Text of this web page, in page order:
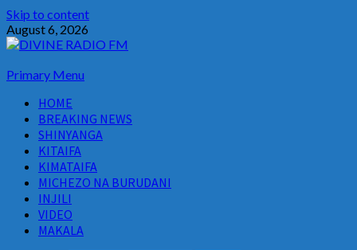
Skip to content
August 6, 2026
Primary Menu
HOME
BREAKING NEWS
SHINYANGA
KITAIFA
KIMATAIFA
MICHEZO NA BURUDANI
INJILI
VIDEO
MAKALA